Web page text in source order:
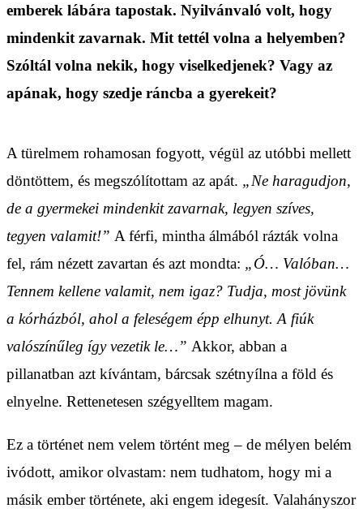
emberek lábára tapostak. Nyilvánvaló volt, hogy
mindenkit zavarnak. Mit tettél volna a helyemben?
Szóltál volna nekik, hogy viselkedjenek? Vagy az
apának, hogy szedje ráncba a gyerekeit?
A türelmem rohamosan fogyott, végül az utóbbi mellett
döntöttem, és megszólítottam az apát. „Ne haragudjon,
de a gyermekei mindenkit zavarnak, legyen szíves,
tegyen valamit!” A férfi, mintha álmából rázták volna
fel, rám nézett zavartan és azt mondta: „Ó… Valóban…
Tennem kellene valamit, nem igaz? Tudja, most jövünk
a kórházból, ahol a feleségem épp elhunyt. A fiúk
valószínűleg így vezetik le…” Akkor, abban a
pillanatban azt kívántam, bárcsak szétnyílna a föld és
elnyelne. Rettenetesen szégyelltem magam.
Ez a történet nem velem történt meg – de mélyen belém
ivódott, amikor olvastam: nem tudhatom, hogy mi a
másik ember története, aki engem idegesít. Valahányszor